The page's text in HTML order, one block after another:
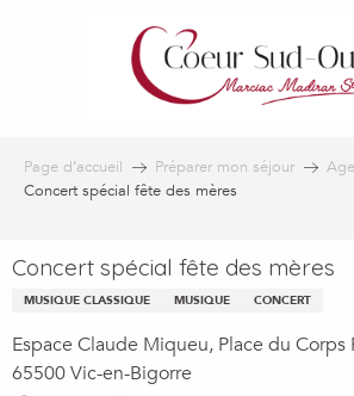
Page d’accueil Préparer mon séjour
Concert spécial fête des mères
Concert spécial fête des mères
MUSIQUE CLASSIQUE MUSIQUE CONCERT
Espace Claude Miqueu, Place du Corps
65500 Vic-en-Bigorre